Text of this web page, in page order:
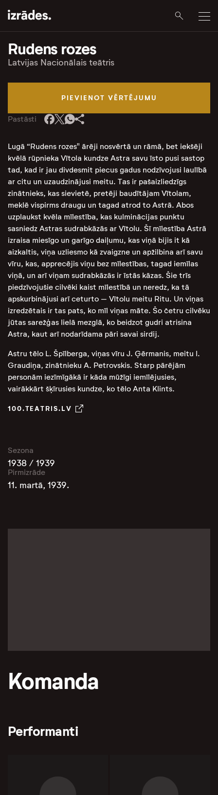
Rudens rozes
Latvijas Nacionālais teātris
PIEVIENOT VĒRTĒJUMU
Pastāsti
Lugā “Rudens rozes" ārēji nosvērtā un rāmā, bet iekšēji
kvēlā rūpnieka Vītola kundze Astra savu īsto pusi sastop
tad, kad ir jau divdesmit piecus gadus nodzīvojusi laulībā
ar citu un uzaudzinājusi meitu. Tas ir pašaizliedzīgs
zinātnieks, kas sievietē, pretēji baudītājam Vītolam,
meklē vispirms draugu un tagad atrod to Astrā. Abos
uzplaukst kvēla mīlestība, kas kulminācijas punktu
sasniedz Astras sudrabkāzās ar Vītolu. Šī mīlestība Astrā
izraisa miesīgo un garīgo daiļumu, kas viņā bijis it kā
aizkaltis, viņa uzliesmo kā zvaigzne un apžilbina arī savu
vīru, kas, apprecējis viņu bez mīlestības, tagad iemīlas
viņā, un arī viņam sudrabkāzās ir īstās kāzas. Šie trīs
piedzīvojušie cilvēki kaist mīlestībā un neredz, ka tā
apskurbinājusi arī ceturto – Vītolu meitu Ritu. Un viņas
izredzētais ir tas pats, ko mīl viņas māte. Šo četru cilvēku
jūtas sarežģas lielā mezglā, ko beidzot gudri atrisina
Astra, kaut arī nodarīdama pāri savai sirdij.
Astru tēlo L. Špīlberga, viņas vīru J. Ģērmanis, meitu I.
Graudiņa, zinātnieku A. Petrovskis. Starp pārējām
personām iezīmīgākā ir kāda mūžīgi iemīlējusies,
vairākkārt šķīrusies kundze, ko tēlo Anta Klints.
100.TEATRIS.LV
Sezona
1938 / 1939
Pirmizrāde
11. martā, 1939.
Komanda
Performanti